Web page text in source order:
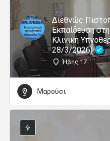
Διεθνώς
Εκπαίδευση
Κλινική
28/3/2026)
Ήβης 17
Μαρούσι